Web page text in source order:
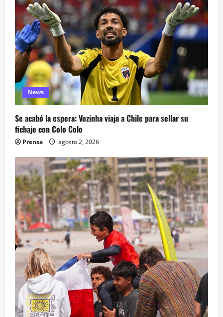
News
Se acabó la espera: Vozinha viaja a Chile para sellar su
fichaje con Colo Colo
Prensa agosto 2, 2026